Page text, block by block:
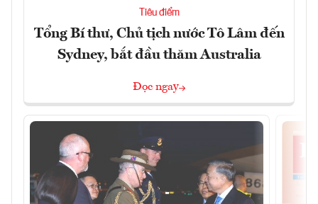
Tiêu điểm
Tổng Bí thư, Chủ tịch nước Tô Lâm đến
Sydney, bắt đầu thăm Australia
Đọc ngay